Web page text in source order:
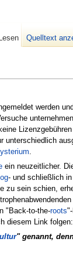
werden
unterschiedlich
ein neuzeitlicher.
- und schließlich
zu sein schien,
"Back-to-the-roots
diesem Link folgen:
" genannt,
Lesen Quelltext